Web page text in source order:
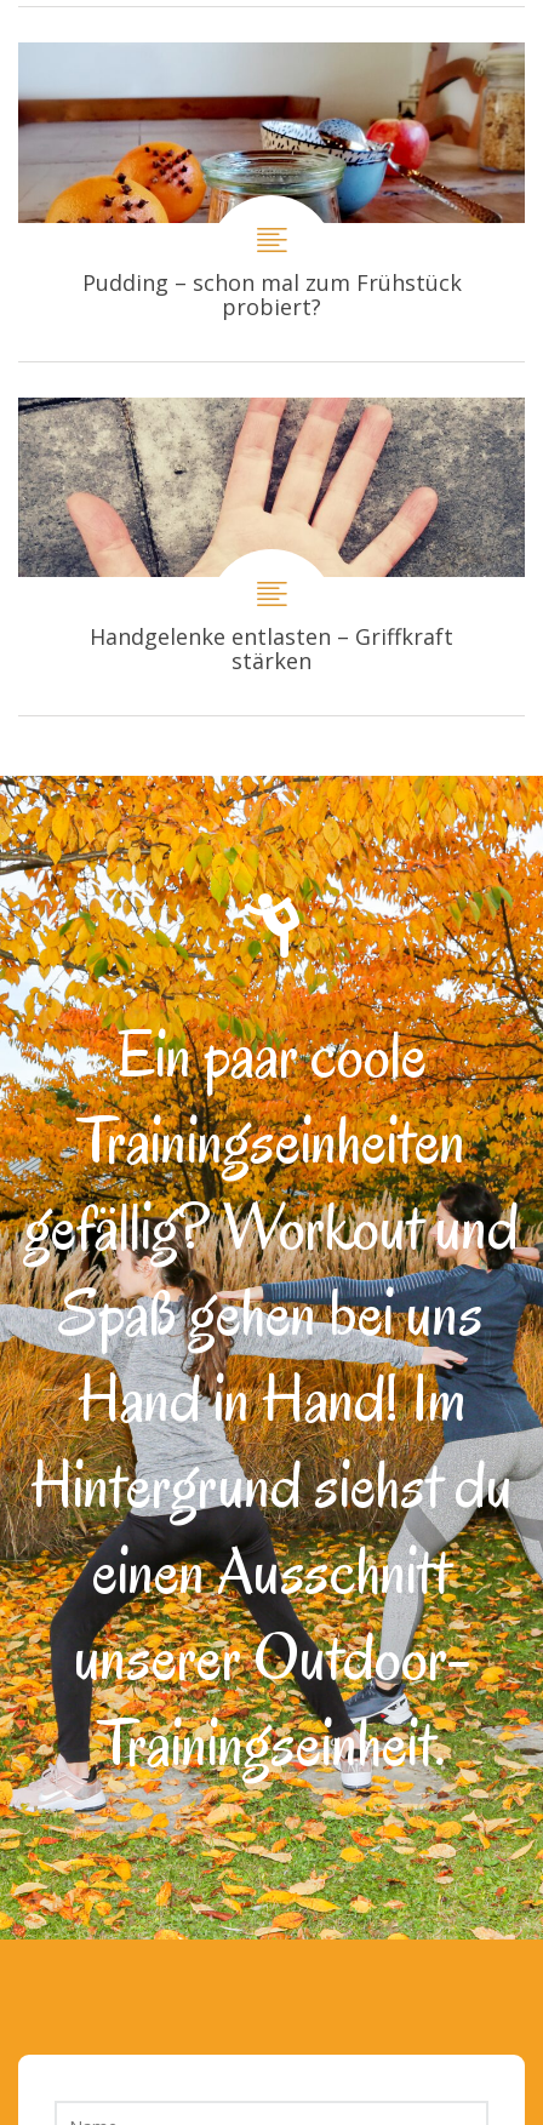
Pudding – schon mal zum Frühstück
probiert?
Handgelenke entlasten – Griffkraft
stärken
Ein paar coole
Trainingseinheiten
gefällig? Workout und
Spaß gehen bei uns
Hand in Hand! Im
Hintergrund siehst du
einen Ausschnitt
unserer Outdoor-
Trainingseinheit.